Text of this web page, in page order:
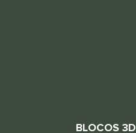
BLOCOS 3D